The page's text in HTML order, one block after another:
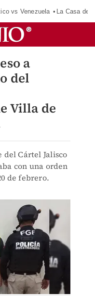
vs Venezuela La Casa de
a
del
Villa de
del Cártel Jalisco
con una orden
de febrero.